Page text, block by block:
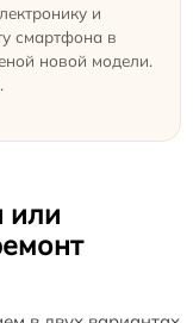
и
смартфона в
новой модели.
или